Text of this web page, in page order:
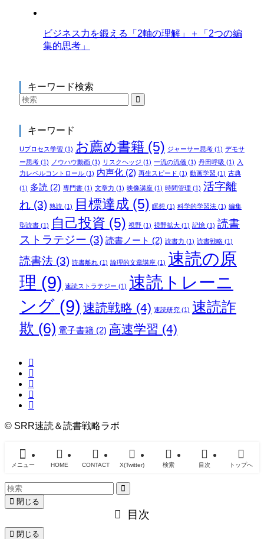
ビジネス力を鍛える「2軸の理解」＋「2つの編
集的思考」
キーワード検索
キーワード
Uプロセス学習 (1) お薦め書籍 (5) ジャーサー思考(1) デモサ
ー思考(1) ノウハウ動画(1) リスクヘッジ (1) 一流の流儀(1) 丹田呼吸 (1) 入
力レベルコントロール(1) 内声化(2) 再生スピード (1) 動画学習 (1) 古典
(1) 多読 (2) 専門書(1) 文章力 (1) 映像講座(1) 時間管理 (1) 活字離
れ(3) 熟読(1) 目標達成 (5) 瞑想 (1) 科学的学習法(1) 編集
型読書(1) 自己投資 (5) 視野(1) 視野拡大(1) 記憶(1) 読書
ストラテジー (3) 読書ノート (2) 読書力 (1) 読書戦略(1)
読書法(3) 読書離れ(1) 論理的文章講座(1) 速読の原
理 (9) 速読ストラテジー (1) 速読トレーニ
ング(9) 速読戦略 (4) 速読研究(1) 速読詐
欺 (6) 電子書籍(2) 高速学習 (4)
© SRR速読＆読書戦略ラボ
メニュー HOME CONTACT X(Twitter) 検索 目次 トップへ
閉じる
目次
閉じる